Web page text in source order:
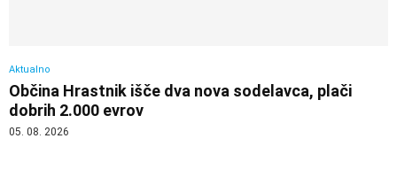
Aktualno
Občina Hrastnik išče dva nova sodelavca, plači
dobrih 2.000 evrov
05. 08. 2026